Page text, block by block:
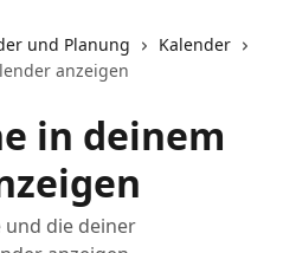
und Planung
Kalender
anzeigen
in deinem
und die deiner